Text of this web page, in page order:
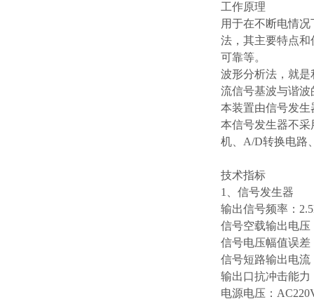
工作原理
用于在不断电情
法，其主要特点
可靠等。
波形分析法，就
流信号基波与谐
本装置由信号发
本信号发生器不
机、A/D转换电路
技术指标
1、信号发生器
输出信号频率：
信号空载输出电压
信号电压幅值误差
信号短路输出电流
输出口抗冲击能力
电源电压：